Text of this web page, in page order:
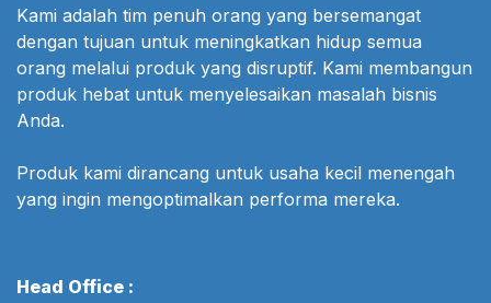
Kami adalah tim penuh orang yang bersemangat
dengan tujuan untuk meningkatkan hidup semua
orang melalui produk yang disruptif. Kami membangun
produk hebat untuk menyelesaikan masalah bisnis
Anda.
Produk kami dirancang untuk usaha kecil menengah
yang ingin mengoptimalkan performa mereka.
Head Office :